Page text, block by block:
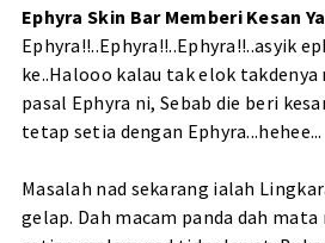
Ephyra Skin Bar Memberi Kesan
Ephyra!!..Ephyra!!..Ephyra!!..asyik
ke..Halooo kalau tak elok
pasal Ephyra ni, Sebab die beri
tetap setia dengan Ephyra...hehee...
Masalah nad sekarang ialah
gelap. Dah macam panda dah mata